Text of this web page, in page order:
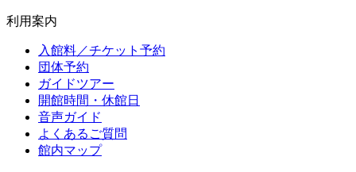
利用案内
入館料／チケット予約
団体予約
ガイドツアー
開館時間・休館日
音声ガイド
よくあるご質問
館内マップ